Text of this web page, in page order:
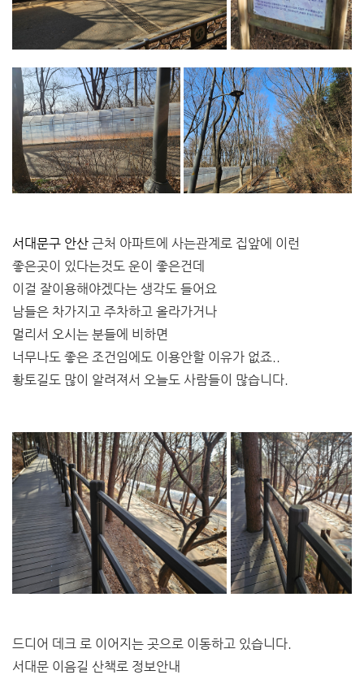
서대문구 안산 근처 아파트에 사는관계로 집앞에 이런
좋은곳이 있다는것도 운이 좋은건데
이걸 잘이용해야겠다는 생각도 들어요
남들은 차가지고 주차하고 올라가거나
멀리서 오시는 분들에 비하면
너무나도 좋은 조건임에도 이용안할 이유가 없죠..
황토길도 많이 알려져서 오늘도 사람들이 많습니다.
드디어 데크 로 이어지는 곳으로 이동하고 있습니다.
서대문 이음길 산책로 정보안내